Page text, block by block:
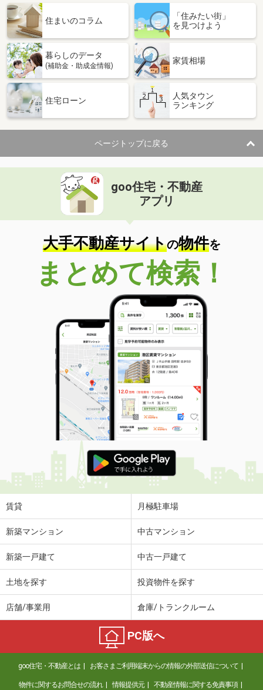
住まいのコラム
「住みたい街」
を見つけよう
暮らしのデータ
(補助金・助成金情報)
家賃相場
住宅ローン
人気タウン
ランキング
ページトップに戻る
goo住宅・不動産
アプリ
大手不動産サイトの物件を
まとめて検索！
賃貸 月極駐車場
新築マンション 中古マンション
新築一戸建て 中古一戸建て
土地を探す 投資物件を探す
店舗/事業用 倉庫/トランクルーム
PC版へ
goo住宅・不動産とは お客さまご利用端末からの情報の外部送信について
物件に関するお問合せの流れ 情報提供元 不動産情報に関する免責事項